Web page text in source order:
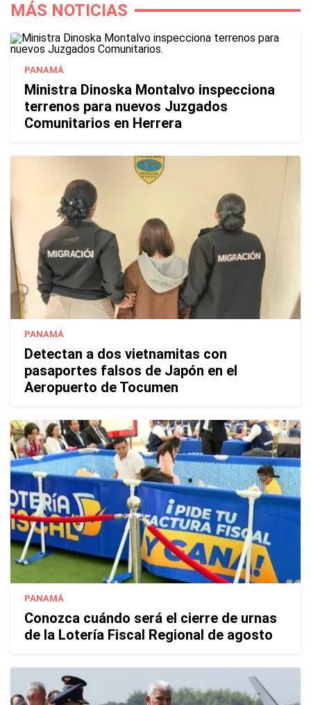
MÁS NOTICIAS
PANAMÁ
Ministra Dinoska Montalvo inspecciona
terrenos para nuevos Juzgados
Comunitarios en Herrera
PANAMÁ
Detectan a dos vietnamitas con
pasaportes falsos de Japón en el
Aeropuerto de Tocumen
PANAMÁ
Conozca cuándo será el cierre de urnas
de la Lotería Fiscal Regional de agosto